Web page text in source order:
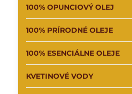
100% OPUNCIOVÝ OLEJ
100% PRÍRODNÉ OLEJE
100% ESENCIÁLNE OLEJE
KVETINOVÉ VODY